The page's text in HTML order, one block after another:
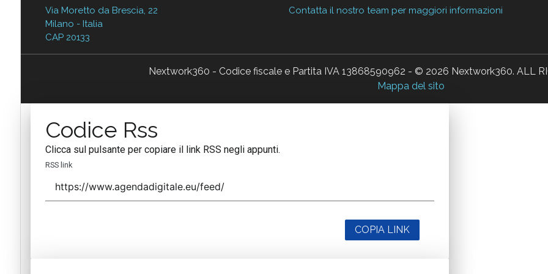
Via Moretto da Brescia, 22
Milano - Italia
CAP 20133
Contatta il nostro team per maggiori informazioni
Nextwork360 - Codice fiscale e Partita IVA 13868590962 - © 2026 Nextwork360. ALL
Mappa del sito
Codice Rss
Clicca sul pulsante per copiare il link RSS negli appunti.
RSS link
COPIA LINK